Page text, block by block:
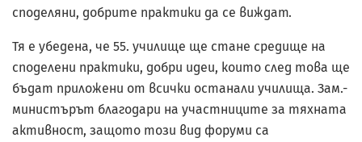
споделяни, добрите практики да се виждат.
Тя е убедена, че 55. училище ще стане средище на
споделени практики, добри идеи, които след това ще
бъдат приложени от всички останали училища. Зам.-
министърът благодари на участниците за тяхната
активност, защото този вид форуми са